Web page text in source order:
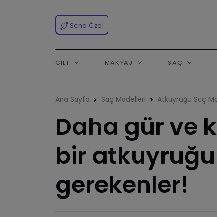
Sana Özel
CILT MAKYAJ SAÇ
Ana Sayfa Saç Modelleri Atkuyruğu Saç
​Daha gür ve
bir
gerekenler!